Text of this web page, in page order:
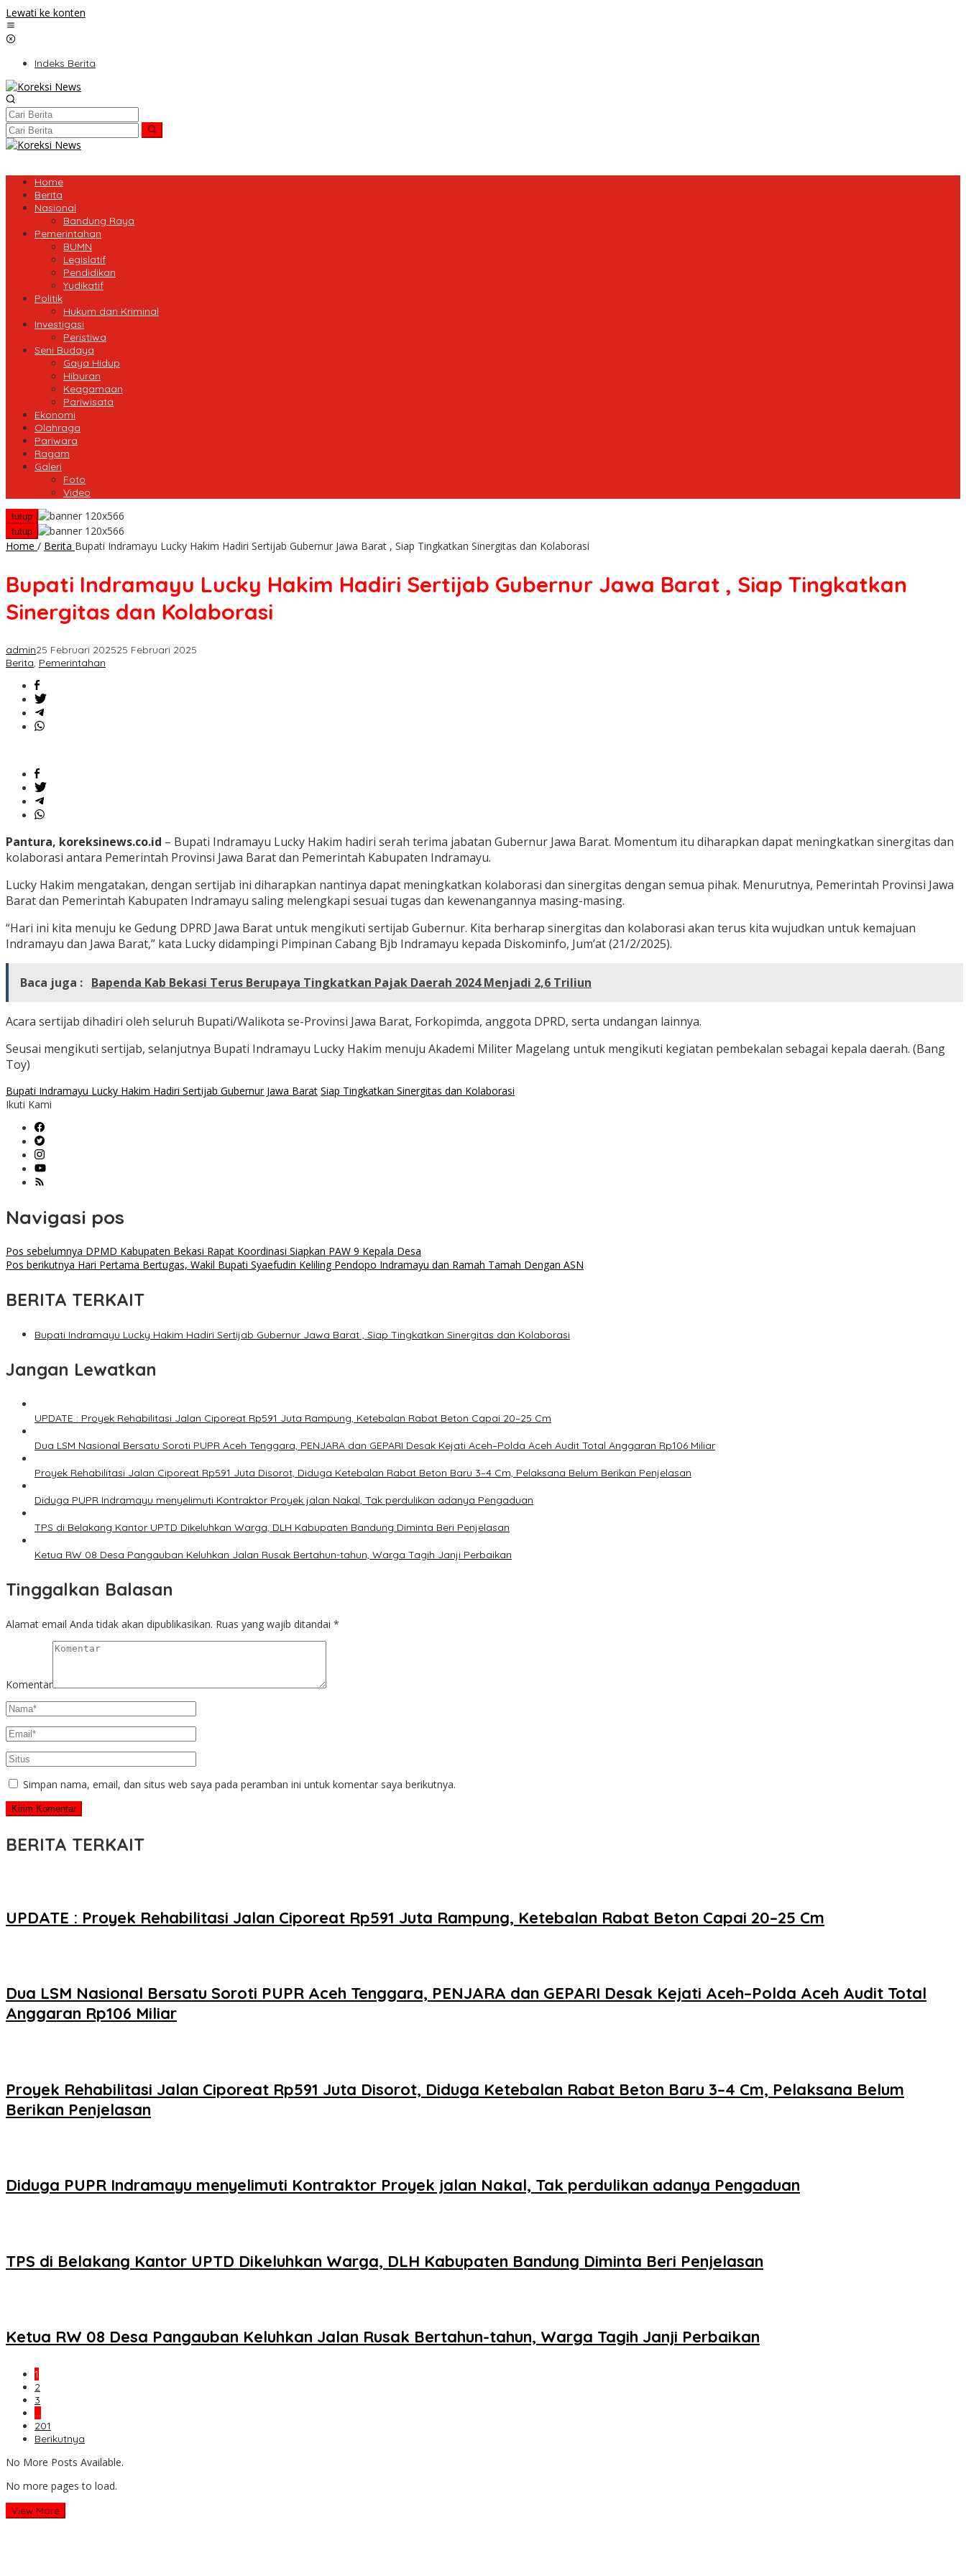
Lewati ke konten
Indeks Berita
Home
Berita
Nasional
Bandung Raya
Pemerintahan
BUMN
Legislatif
Pendidikan
Yudikatif
Politik
Hukum dan Kriminal
Investigasi
Peristiwa
Seni Budaya
Gaya Hidup
Hiburan
Keagamaan
Pariwisata
Ekonomi
Olahraga
Pariwara
Ragam
Galeri
Foto
Video
tutup
tutup
Home / Berita Bupati Indramayu Lucky Hakim Hadiri Sertijab Gubernur Jawa Barat , Siap Tingkatkan Sinergitas dan Kolaborasi
Bupati Indramayu Lucky Hakim Hadiri Sertijab Gubernur Jawa Barat , Siap Tingkatkan
Sinergitas dan Kolaborasi
admin25 Februari 202525 Februari 2025
Berita, Pemerintahan
Pantura, koreksinews.co.id – Bupati Indramayu Lucky Hakim hadiri serah terima jabatan Gubernur Jawa Barat. Momentum itu diharapkan dapat meningkatkan sinergitas dan
kolaborasi antara Pemerintah Provinsi Jawa Barat dan Pemerintah Kabupaten Indramayu.
Lucky Hakim mengatakan, dengan sertijab ini diharapkan nantinya dapat meningkatkan kolaborasi dan sinergitas dengan semua pihak. Menurutnya, Pemerintah Provinsi Jawa
Barat dan Pemerintah Kabupaten Indramayu saling melengkapi sesuai tugas dan kewenangannya masing-masing.
“Hari ini kita menuju ke Gedung DPRD Jawa Barat untuk mengikuti sertijab Gubernur. Kita berharap sinergitas dan kolaborasi akan terus kita wujudkan untuk kemajuan
Indramayu dan Jawa Barat,” kata Lucky didampingi Pimpinan Cabang Bjb Indramayu kepada Diskominfo, Jum’at (21/2/2025).
Baca juga : Bapenda Kab Bekasi Terus Berupaya Tingkatkan Pajak Daerah 2024 Menjadi 2,6 Triliun
Acara sertijab dihadiri oleh seluruh Bupati/Walikota se-Provinsi Jawa Barat, Forkopimda, anggota DPRD, serta undangan lainnya.
Seusai mengikuti sertijab, selanjutnya Bupati Indramayu Lucky Hakim menuju Akademi Militer Magelang untuk mengikuti kegiatan pembekalan sebagai kepala daerah. (Bang
Toy)
Bupati Indramayu Lucky Hakim Hadiri Sertijab Gubernur Jawa Barat Siap Tingkatkan Sinergitas dan Kolaborasi
Ikuti Kami
Navigasi pos
Pos sebelumnya DPMD Kabupaten Bekasi Rapat Koordinasi Siapkan PAW 9 Kepala Desa
Pos berikutnya Hari Pertama Bertugas, Wakil Bupati Syaefudin Keliling Pendopo Indramayu dan Ramah Tamah Dengan ASN
BERITA TERKAIT
Bupati Indramayu Lucky Hakim Hadiri Sertijab Gubernur Jawa Barat , Siap Tingkatkan Sinergitas dan Kolaborasi
Jangan Lewatkan
UPDATE : Proyek Rehabilitasi Jalan Ciporeat Rp591 Juta Rampung, Ketebalan Rabat Beton Capai 20–25 Cm
Dua LSM Nasional Bersatu Soroti PUPR Aceh Tenggara, PENJARA dan GEPARI Desak Kejati Aceh–Polda Aceh Audit Total Anggaran Rp106 Miliar
Proyek Rehabilitasi Jalan Ciporeat Rp591 Juta Disorot, Diduga Ketebalan Rabat Beton Baru 3–4 Cm, Pelaksana Belum Berikan Penjelasan
Diduga PUPR Indramayu menyelimuti Kontraktor Proyek jalan Nakal, Tak perdulikan adanya Pengaduan
TPS di Belakang Kantor UPTD Dikeluhkan Warga, DLH Kabupaten Bandung Diminta Beri Penjelasan
Ketua RW 08 Desa Pangauban Keluhkan Jalan Rusak Bertahun-tahun, Warga Tagih Janji Perbaikan
Tinggalkan Balasan
Alamat email Anda tidak akan dipublikasikan. Ruas yang wajib ditandai *
Komentar
Simpan nama, email, dan situs web saya pada peramban ini untuk komentar saya berikutnya.
BERITA TERKAIT
UPDATE : Proyek Rehabilitasi Jalan Ciporeat Rp591 Juta Rampung, Ketebalan Rabat Beton Capai 20–25 Cm
Dua LSM Nasional Bersatu Soroti PUPR Aceh Tenggara, PENJARA dan GEPARI Desak Kejati Aceh–Polda Aceh Audit Total
Anggaran Rp106 Miliar
Proyek Rehabilitasi Jalan Ciporeat Rp591 Juta Disorot, Diduga Ketebalan Rabat Beton Baru 3–4 Cm, Pelaksana Belum
Berikan Penjelasan
Diduga PUPR Indramayu menyelimuti Kontraktor Proyek jalan Nakal, Tak perdulikan adanya Pengaduan
TPS di Belakang Kantor UPTD Dikeluhkan Warga, DLH Kabupaten Bandung Diminta Beri Penjelasan
Ketua RW 08 Desa Pangauban Keluhkan Jalan Rusak Bertahun-tahun, Warga Tagih Janji Perbaikan
1
2
3
…
201
Berikutnya
No More Posts Available.
No more pages to load.
View More